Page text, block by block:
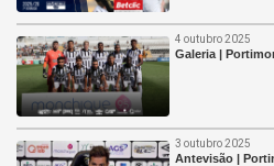
4 outubro 2025
Galeria |
3 outubro 2025
Antevisão |